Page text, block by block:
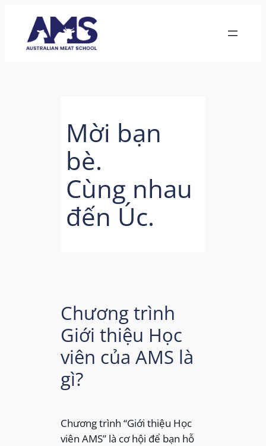
content
Mời bạn
bè.
Cùng nhau
đến Úc.
Chương trình
Giới thiệu Học
viên của AMS là
gì?
Chương trình “Giới thiệu Học
viên AMS” là cơ hội để bạn hỗ